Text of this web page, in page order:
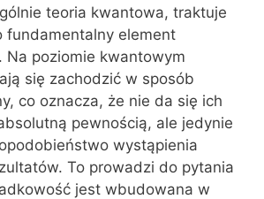
teoria kwantowa, traktuje
fundamentalny element
Na poziomie kwantowym
się zachodzić w sposób
co oznacza, że nie da się ich
pewnością, ale jedynie
wystąpienia
To prowadzi do pytania
jest wbudowana w